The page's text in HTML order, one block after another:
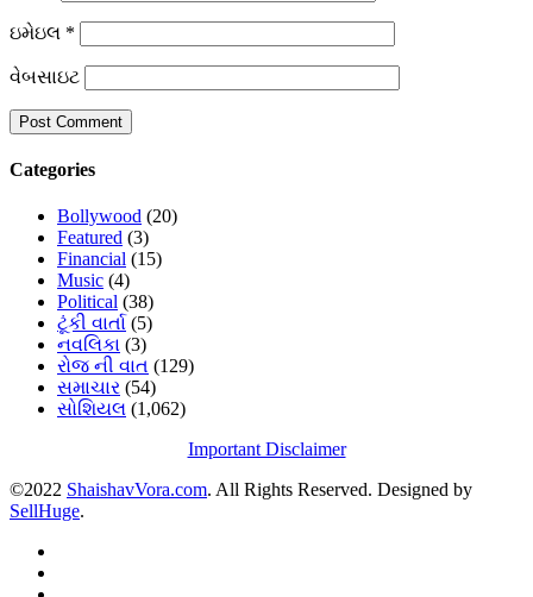
ઇમેઇલ *
વેબસાઇટ
Categories
Bollywood (20)
Featured (3)
Financial (15)
Music (4)
Political (38)
ટૂંકી વાર્તા (5)
નવલિકા (3)
રોજ ની વાત (129)
સમાચાર (54)
સોશિયલ (1,062)
Important Disclaimer
©2022 ShaishavVora.com. All Rights Reserved. Designed by
SellHuge.